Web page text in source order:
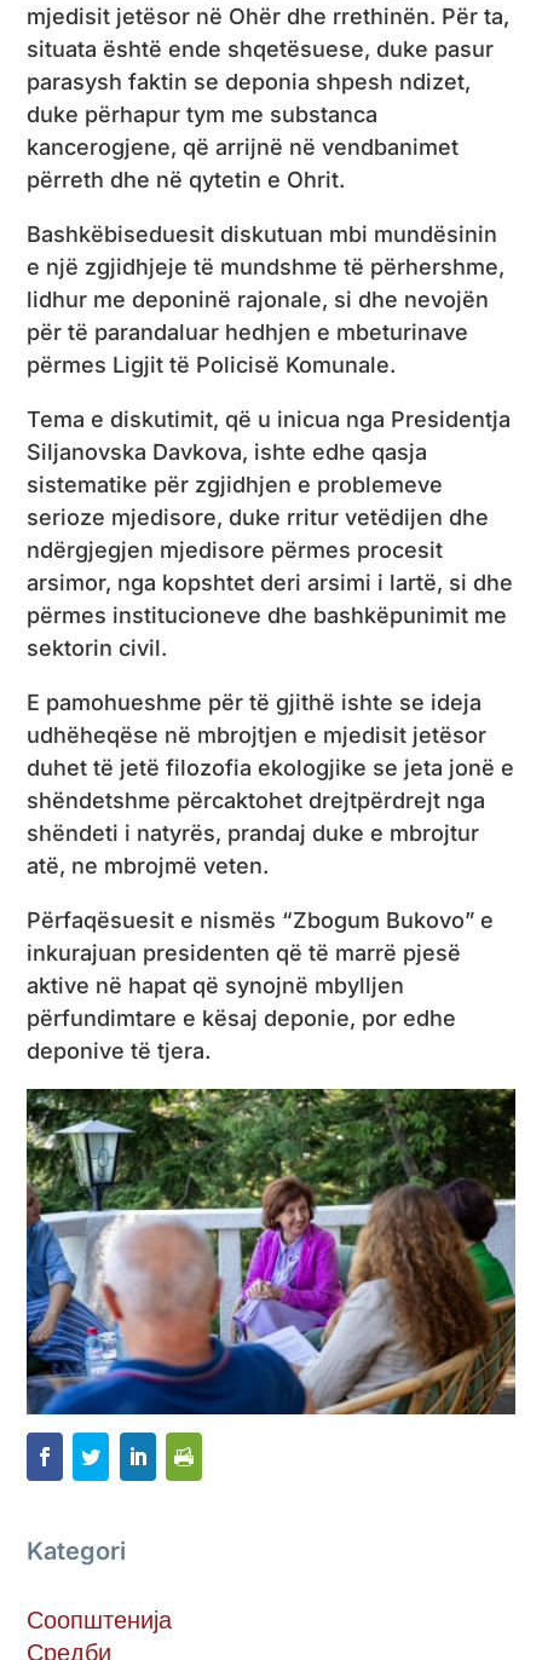
mjedisit jetësor në Ohër dhe rrethinën. Për ta,
situata është ende shqetësuese, duke pasur
parasysh faktin se deponia shpesh ndizet,
duke përhapur tym me substanca
kancerogjene, që arrijnë në vendbanimet
përreth dhe në qytetin e Ohrit.
Bashkëbiseduesit diskutuan mbi mundësinin
e një zgjidhjeje të mundshme të përhershme,
lidhur me deponinë rajonale, si dhe nevojën
për të parandaluar hedhjen e mbeturinave
përmes Ligjit të Policisë Komunale.
Tema e diskutimit, që u inicua nga Presidentja
Siljanovska Davkova, ishte edhe qasja
sistematike për zgjidhjen e problemeve
serioze mjedisore, duke rritur vetëdijen dhe
ndërgjegjen mjedisore përmes procesit
arsimor, nga kopshtet deri arsimi i lartë, si dhe
përmes institucioneve dhe bashkëpunimit me
sektorin civil.
E pamohueshme për të gjithë ishte se ideja
udhëheqëse në mbrojtjen e mjedisit jetësor
duhet të jetë filozofia ekologjike se jeta jonë e
shëndetshme përcaktohet drejtpërdrejt nga
shëndeti i natyrës, prandaj duke e mbrojtur
atë, ne mbrojmë veten.
Përfaqësuesit e nismës “Zbogum Bukovo” e
inkurajuan presidenten që të marrë pjesë
aktive në hapat që synojnë mbylljen
përfundimtare e kësaj deponie, por edhe
deponive të tjera.
Kategori
Соопштенија
Средби